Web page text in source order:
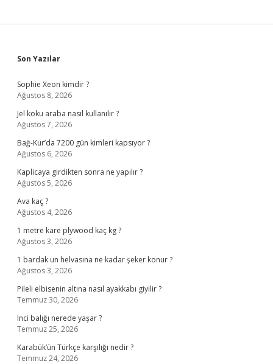
Sidebar
Son Yazılar
Sophie Xeon kimdir ?
Ağustos 8, 2026
Jel koku araba nasıl kullanılır ?
Ağustos 7, 2026
Bağ-Kur’da 7200 gün kimleri kapsıyor ?
Ağustos 6, 2026
Kaplicaya girdikten sonra ne yapılır ?
Ağustos 5, 2026
Ava kaç ?
Ağustos 4, 2026
1 metre kare plywood kaç kg ?
Ağustos 3, 2026
1 bardak un helvasına ne kadar şeker konur ?
Ağustos 3, 2026
Pileli elbisenin altına nasıl ayakkabı giyilir ?
Temmuz 30, 2026
Inci balığı nerede yaşar ?
Temmuz 25, 2026
Karabük’ün Türkçe karşılığı nedir ?
Temmuz 24, 2026